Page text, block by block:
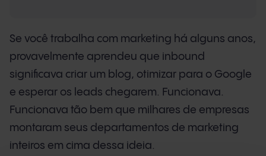
Se você trabalha com marketing há alguns anos,
provavelmente aprendeu que inbound
significava criar um blog, otimizar para o Google
e esperar os leads chegarem. Funcionava.
Funcionava tão bem que milhares de empresas
montaram seus departamentos de marketing
inteiros em cima dessa ideia.